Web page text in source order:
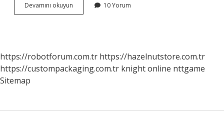
Devamını okuyun Madende
Kaç
10 Yorum
https://robotforum.com.tr https://hazelnutstore.com.tr
https://custompackaging.com.tr knight online nttgame
Sitemap